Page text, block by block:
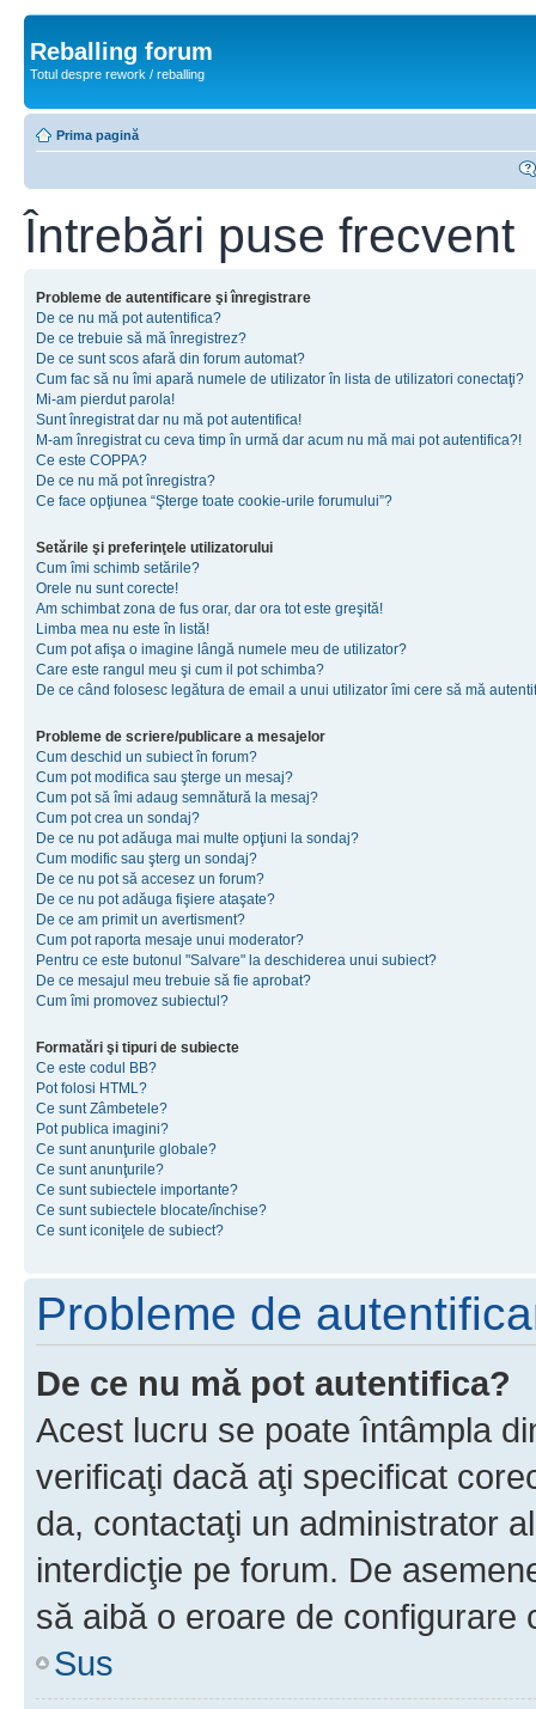
Reballing forum
Totul despre rework / reballing
Prima pagină
Întrebări puse frecvent
Probleme de autentificare şi înregistrare
De ce nu mă pot autentifica?
De ce trebuie să mă înregistrez?
De ce sunt scos afară din forum automat?
Cum fac să nu îmi apară numele de utilizator în lista de utilizatori conectaţi?
Mi-am pierdut parola!
Sunt înregistrat dar nu mă pot autentifica!
M-am înregistrat cu ceva timp în urmă dar acum nu mă mai pot autentifica?!
Ce este COPPA?
De ce nu mă pot înregistra?
Ce face opţiunea “Şterge toate cookie-urile forumului”?
Setările şi preferinţele utilizatorului
Cum îmi schimb setările?
Orele nu sunt corecte!
Am schimbat zona de fus orar, dar ora tot este greşită!
Limba mea nu este în listă!
Cum pot afişa o imagine lângă numele meu de utilizator?
Care este rangul meu şi cum il pot schimba?
De ce când folosesc legătura de email a unui utilizator îmi cere să mă
Probleme de scriere/publicare a mesajelor
Cum deschid un subiect în forum?
Cum pot modifica sau şterge un mesaj?
Cum pot să îmi adaug semnătură la mesaj?
Cum pot crea un sondaj?
De ce nu pot adăuga mai multe opţiuni la sondaj?
Cum modific sau şterg un sondaj?
De ce nu pot să accesez un forum?
De ce nu pot adăuga fişiere ataşate?
De ce am primit un avertisment?
Cum pot raporta mesaje unui moderator?
Pentru ce este butonul "Salvare" la deschiderea unui subiect?
De ce mesajul meu trebuie să fie aprobat?
Cum îmi promovez subiectul?
Formatări şi tipuri de subiecte
Ce este codul BB?
Pot folosi HTML?
Ce sunt Zâmbetele?
Pot publica imagini?
Ce sunt anunţurile globale?
Ce sunt anunţurile?
Ce sunt subiectele importante?
Ce sunt subiectele blocate/închise?
Ce sunt iconiţele de subiect?
Probleme de
De ce nu mă pot autentifica?
Acest lucru se poate întâmpla
verificaţi dacă aţi specificat
da, contactaţi un administrator
interdicţie pe forum. De
să aibă o eroare de configurare
Sus